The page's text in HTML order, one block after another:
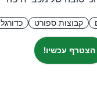
קבוצות ספורט כדורגל
הצטרף עכשיו!